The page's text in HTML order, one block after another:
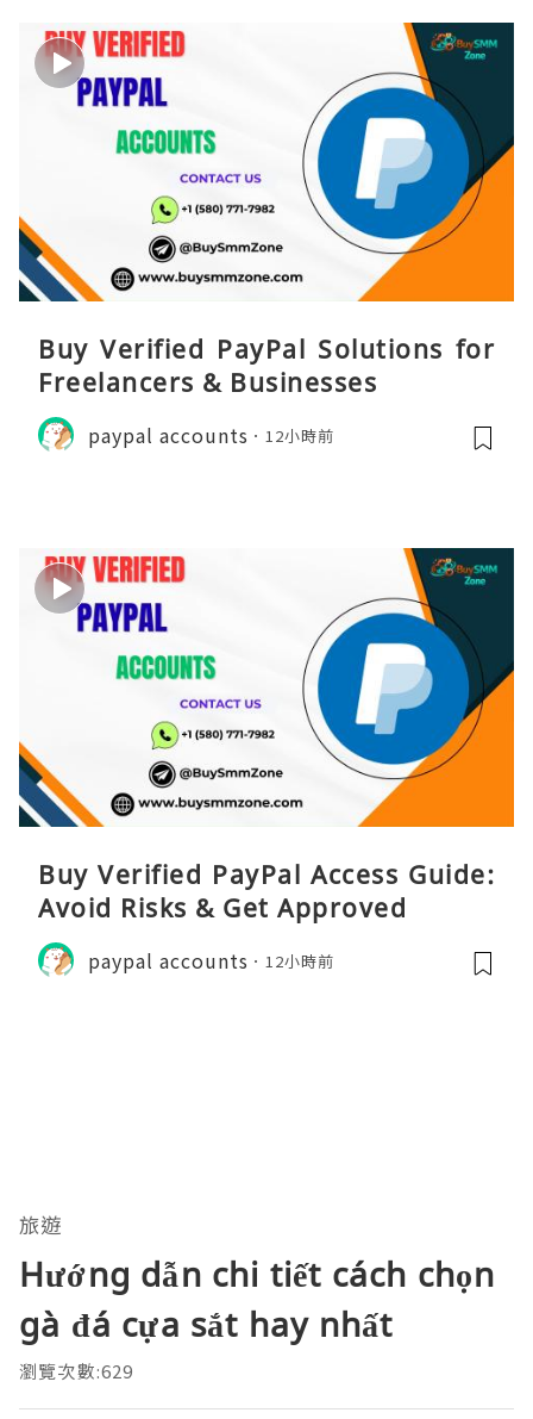
Buy Verified PayPal Solutions for
Freelancers & Businesses
paypal accounts 12小時前
Buy Verified PayPal Access Guide:
Avoid Risks & Get Approved
paypal accounts 12小時前
旅遊
Hướng dẫn chi tiết cách chọn
gà đá cựa sắt hay nhất
瀏覽次數:629